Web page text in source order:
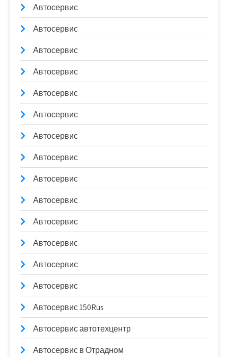
Автосервис
Автосервис
Автосервис
Автосервис
Автосервис
Автосервис
Автосервис
Автосервис
Автосервис
Автосервис
Автосервис
Автосервис
Автосервис
Автосервис
Автосервис 150Rus
Автосервис автотехцентр
Автосервис в Отрадном